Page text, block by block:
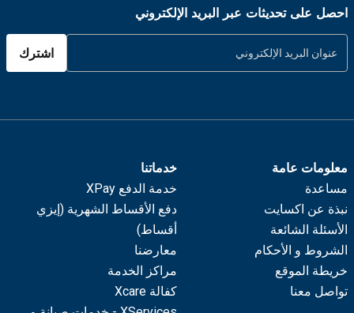
احصل على تحديثات عبر البريد الإلكتروني
اشترك
معلومات عامة
مساعدة
نبذة عن اكسايت
الأسئلة الشائعة
الشروط و الأحكام
خريطة الموقع
تواصل معنا
خدماتنا
خدمة الدفع XPay
دفع الأقساط الشهرية (إيزي
أقساط)
معارضنا
مراكز الخدمة
كفالة Xcare